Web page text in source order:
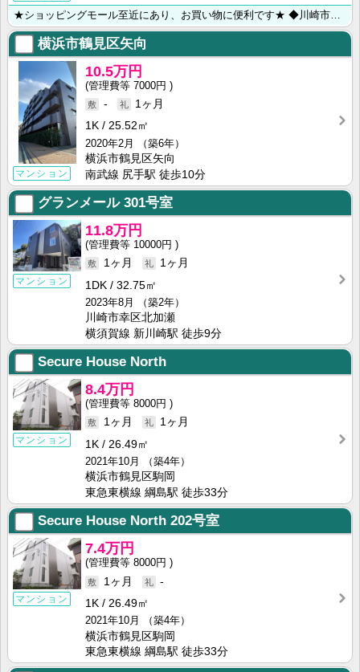
横浜市鶴見区矢向
マンション
10.5万円
7000円
-
1ヶ月
1K
25.52㎡
2020年2月
（築6年）
横浜市鶴見区矢向
南武線 尻手駅 徒歩10分
グランメール301号室
マンション
11.8万円
10000円
1ヶ月
1ヶ月
1DK
32.75㎡
2023年8月
（築2年）
川崎市幸区北加瀬
横須賀線 新川崎駅 徒歩9分
Secure House North
マンション
8.4万円
8000円
1ヶ月
1ヶ月
1K
26.49㎡
2021年10月
（築4年）
横浜市鶴見区駒岡
東急東横線 綱島駅 徒歩33分
Secure House North 202号室
マンション
7.4万円
8000円
1ヶ月
-
1K
26.49㎡
2021年10月
（築4年）
横浜市鶴見区駒岡
東急東横線 綱島駅 徒歩33分